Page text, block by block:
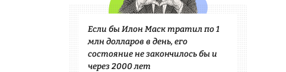
Если бы Илон Маск тратил по 1
млн долларов в день, его
состояние не закончилось бы и
через 2000 лет